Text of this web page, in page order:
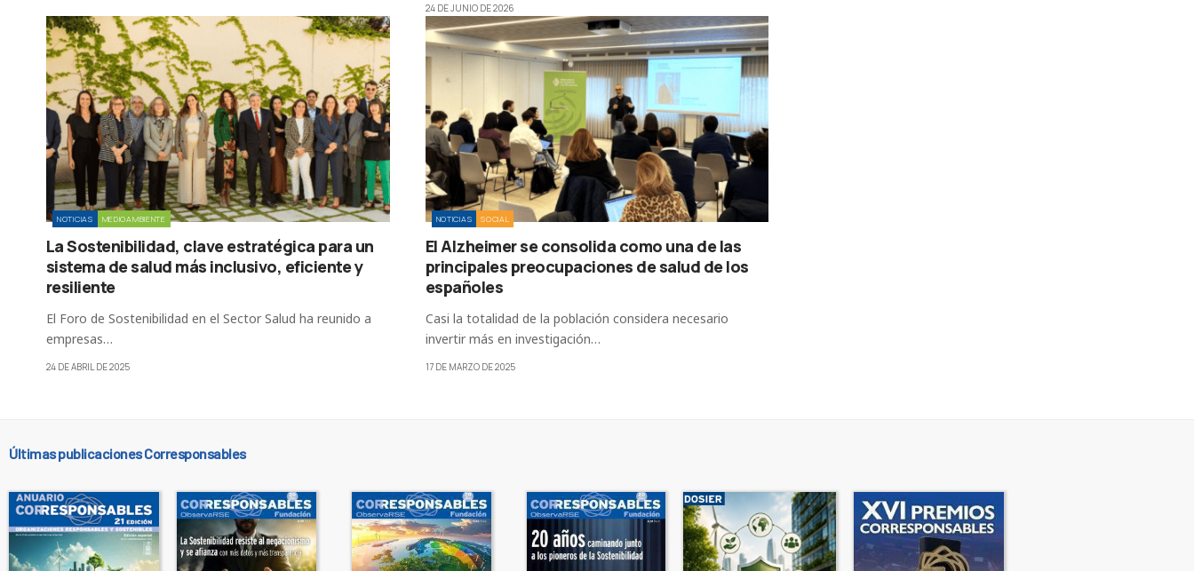
24 DE JUNIO DE 2026
NOTICIAS MEDIOAMBIENTE
La Sostenibilidad, clave estratégica para un
sistema de salud más inclusivo, eficiente y
resiliente
El Foro de Sostenibilidad en el Sector Salud ha reunido a
empresas…
24 DE ABRIL DE 2025
NOTICIAS SOCIAL
El Alzheimer se consolida como una de las
principales preocupaciones de salud de los
españoles
Casi la totalidad de la población considera necesario
invertir más en investigación…
17 DE MARZO DE 2025
Últimas publicaciones Corresponsables